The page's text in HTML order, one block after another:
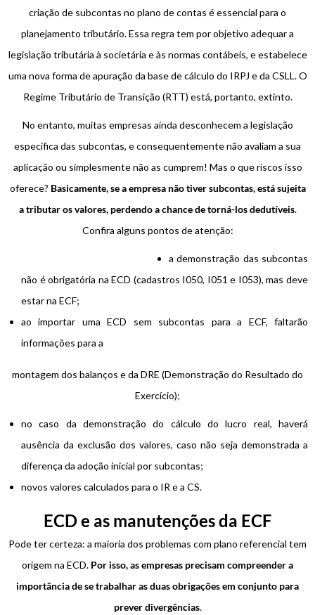
criação de subcontas no plano de contas é essencial para o
planejamento tributário. Essa regra tem por objetivo adequar a
legislação tributária à societária e às normas contábeis, e estabelece
uma nova forma de apuração da base de cálculo do IRPJ e da CSLL. O
Regime Tributário de Transição (RTT) está, portanto, extinto.
No entanto, muitas empresas ainda desconhecem a legislação
específica das subcontas, e consequentemente não avaliam a sua
aplicação ou simplesmente não as cumprem! Mas o que riscos isso
oferece? Basicamente, se a empresa não tiver subcontas, está sujeita
a tributar os valores, perdendo a chance de torná-los dedutíveis.
Confira alguns pontos de atenção:
a demonstração das subcontas
não é obrigatória na ECD (cadastros I050, I051 e I053), mas deve
estar na ECF;
ao importar uma ECD sem subcontas para a ECF, faltarão
informações para a
montagem dos balanços e da DRE (Demonstração do Resultado do
Exercício);
no caso da demonstração do cálculo do lucro real, haverá
ausência da exclusão dos valores, caso não seja demonstrada a
diferença da adoção inicial por subcontas;
novos valores calculados para o IR e a CS.
ECD e as manutenções da ECF
Pode ter certeza: a maioria dos problemas com plano referencial tem
origem na ECD. Por isso, as empresas precisam compreender a
importância de se trabalhar as duas obrigações em conjunto para
prever divergências.